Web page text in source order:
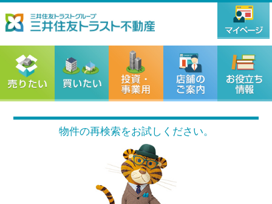
物件の再検索をお試しください。